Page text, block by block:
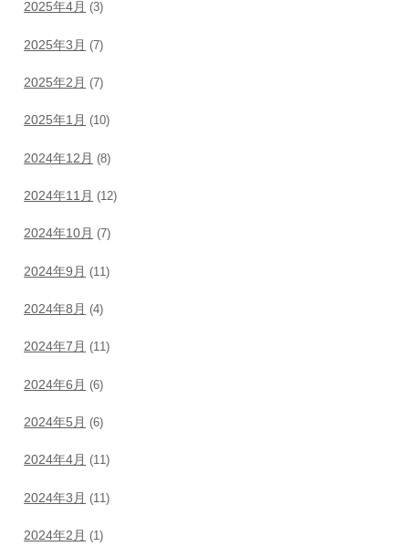
2025年4月 (3)
2025年3月 (7)
2025年2月 (7)
2025年1月 (10)
2024年12月 (8)
2024年11月 (12)
2024年10月 (7)
2024年9月 (11)
2024年8月 (4)
2024年7月 (11)
2024年6月 (6)
2024年5月 (6)
2024年4月 (11)
2024年3月 (11)
2024年2月 (1)